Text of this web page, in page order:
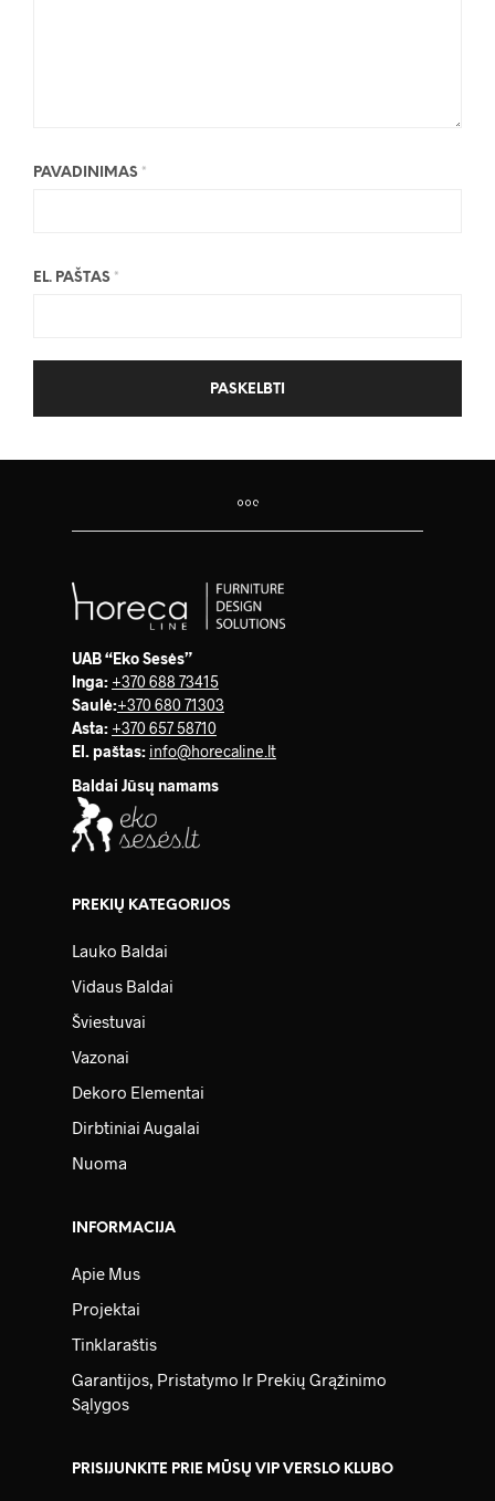
PAVADINIMAS *
EL. PAŠTAS *
UAB “Eko Sesės”
Inga: +370 688 73415
Saulė:+370 680 71303
Asta: +370 657 58710
El. paštas: info@horecaline.lt
Baldai Jūsų namams
PREKIŲ KATEGORIJOS
Lauko Baldai
Vidaus Baldai
Šviestuvai
Vazonai
Dekoro Elementai
Dirbtiniai Augalai
Nuoma
INFORMACIJA
Apie Mus
Projektai
Tinklaraštis
Garantijos, Pristatymo Ir Prekių Grąžinimo
Sąlygos
PRISIJUNKITE PRIE MŪSŲ VIP VERSLO KLUBO